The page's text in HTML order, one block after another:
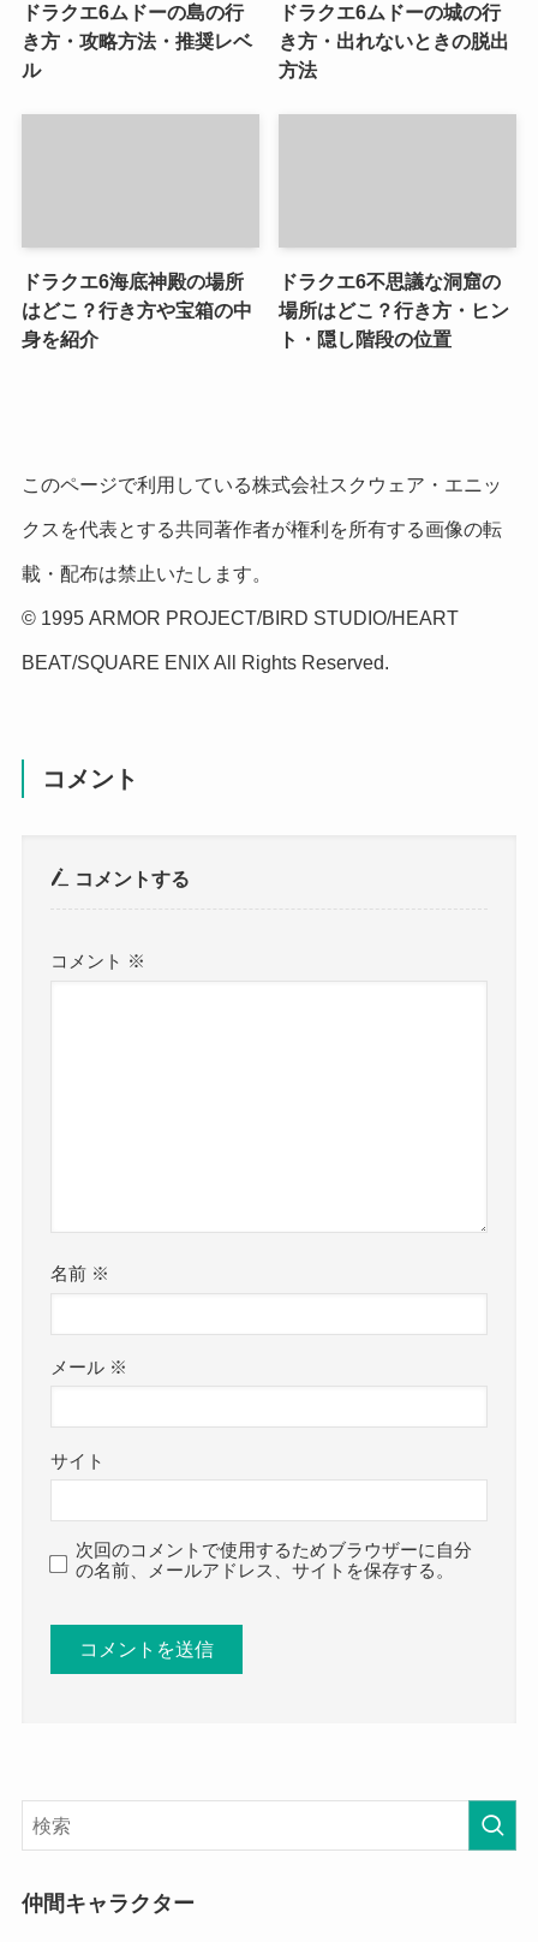
ドラクエ6ムドーの島の行
き方・攻略方法・推奨レベ
ル
ドラクエ6ムドーの城の行
き方・出れないときの脱出
方法
ドラクエ6海底神殿の場所
はどこ？行き方や宝箱の中
身を紹介
ドラクエ6不思議な洞窟の
場所はどこ？行き方・ヒン
ト・隠し階段の位置
このページで利用している株式会社スクウェア・エニッ
クスを代表とする共同著作者が権利を所有する画像の転
載・配布は禁止いたします。
© 1995 ARMOR PROJECT/BIRD STUDIO/HEART
BEAT/SQUARE ENIX All Rights Reserved.
コメント
コメントする
コメント ※
名前 ※
メール ※
サイト
次回のコメントで使用するためブラウザーに自分
の名前、メールアドレス、サイトを保存する。
仲間キャラクター